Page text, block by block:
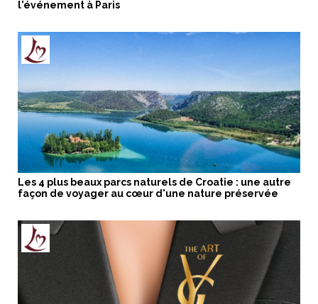
l'événement à Paris
Les 4 plus beaux parcs naturels de Croatie : une autre
façon de voyager au cœur d'une nature préservée